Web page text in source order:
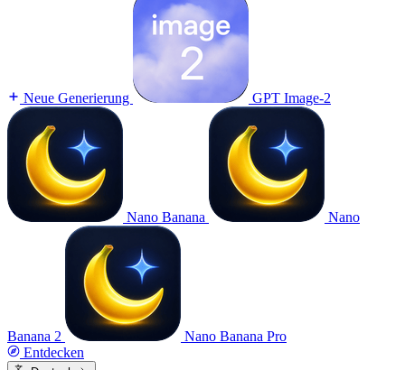
Neue Generierung GPT Image-2
Nano Banana Nano
Banana 2
Nano Banana Pro
Entdecken